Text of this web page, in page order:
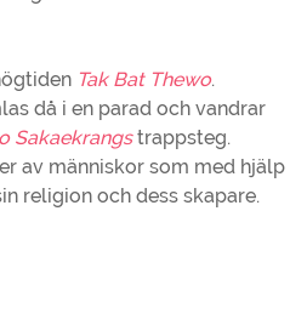
Tak Bat Thewo.
då i en parad och vandrar
Sakaekrangstrappsteg.
av människor som med hjälp
religion och dess skapare.